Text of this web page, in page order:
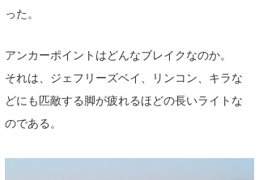
った。
アンカーポイントはどんなブレイクなのか。
それは、ジェフリーズベイ、リンコン、キラな
どにも匹敵する脚が疲れるほどの長いライトな
のである。
ライター/寄稿メディア